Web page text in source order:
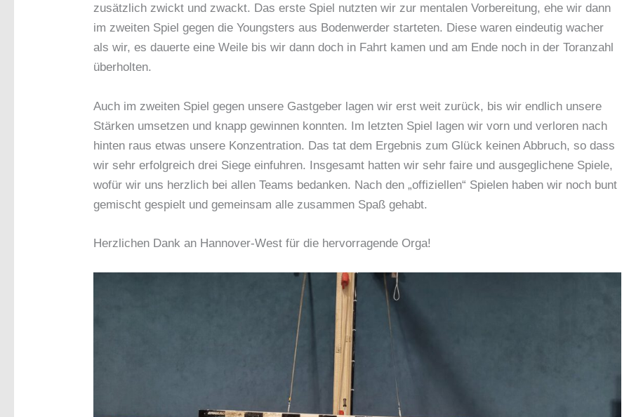
zusätzlich zwickt und zwackt. Das erste Spiel nutzten wir zur mentalen Vorbereitung, ehe wir dann
im zweiten Spiel gegen die Youngsters aus Bodenwerder starteten. Diese waren eindeutig wacher
als wir, es dauerte eine Weile bis wir dann doch in Fahrt kamen und am Ende noch in der Toranzahl
überholten.
Auch im zweiten Spiel gegen unsere Gastgeber lagen wir erst weit zurück, bis wir endlich unsere
Stärken umsetzen und knapp gewinnen konnten. Im letzten Spiel lagen wir vorn und verloren nach
hinten raus etwas unsere Konzentration. Das tat dem Ergebnis zum Glück keinen Abbruch, so dass
wir sehr erfolgreich drei Siege einfuhren. Insgesamt hatten wir sehr faire und ausgeglichene Spiele,
wofür wir uns herzlich bei allen Teams bedanken. Nach den „offiziellen“ Spielen haben wir noch bunt
gemischt gespielt und gemeinsam alle zusammen Spaß gehabt.
Herzlichen Dank an Hannover-West für die hervorragende Orga!